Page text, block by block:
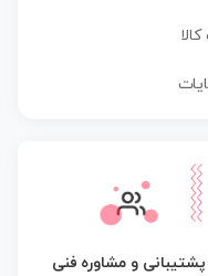
پشتیبانی و مشاوره فنی